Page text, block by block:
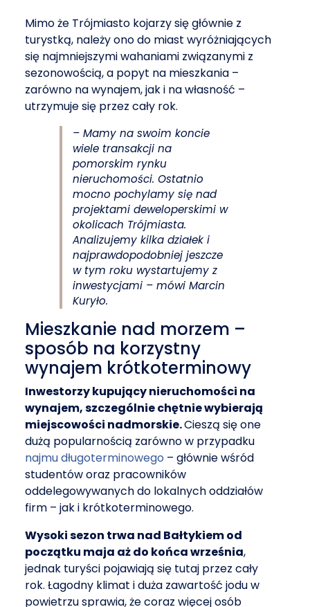
Mimo że Trójmiasto kojarzy się głównie z
turystką, należy ono do miast wyróżniających
się najmniejszymi wahaniami związanymi z
sezonowością, a popyt na mieszkania –
zarówno na wynajem, jak i na własność –
utrzymuje się przez cały rok.
– Mamy na swoim koncie
wiele transakcji na
pomorskim rynku
nieruchomości. Ostatnio
mocno pochylamy się nad
projektami deweloperskimi w
okolicach Trójmiasta.
Analizujemy kilka działek i
najprawdopodobniej jeszcze
w tym roku wystartujemy z
inwestycjami – mówi Marcin
Kuryło.
Mieszkanie nad morzem –
sposób na korzystny
wynajem krótkoterminowy
Inwestorzy kupujący nieruchomości na
wynajem, szczególnie chętnie wybierają
miejscowości nadmorskie.Cieszą się one
dużą popularnością zarówno w przypadku
najmu długoterminowego – głównie wśród
studentów oraz pracowników
oddelegowywanych do lokalnych oddziałów
firm – jak i krótkoterminowego.
Wysoki sezon trwa nad Bałtykiem od
początku maja aż do końca września,
jednak turyści pojawiają się tutaj przez cały
rok. Łagodny klimat i duża zawartość jodu w
powietrzu sprawia, że coraz więcej osób